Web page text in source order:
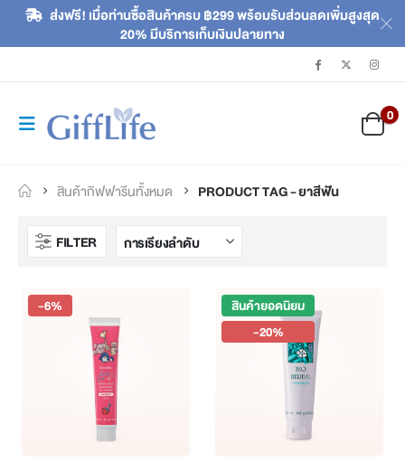
ส่งฟรี! เมื่อท่านซื้อสินค้าครบ ฿299 พร้อมรับส่วนลดเพิ่มสูงสุด
20% มีบริการเก็บเงินปลายทาง
0
สินค้ากิฟฟารีนทั้งหมด PRODUCT TAG -ยาสีฟัน
FILTER
-6%
สินค้ายอดนิยม
-20%